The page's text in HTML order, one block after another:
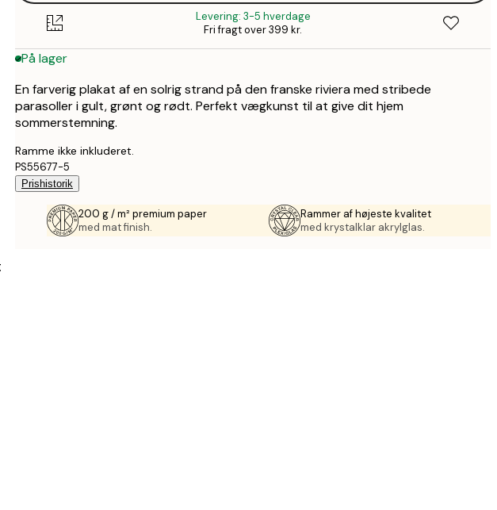
Levering: 3-5 hverdage
Fri fragt over 399 kr.
På lager
En farverig plakat af en solrig strand på den franske riviera med stribede
parasoller i gult, grønt og rødt. Perfekt vægkunst til at give dit hjem
sommerstemning.
Ramme ikke inkluderet.
PS55677-5
Prishistorik
200 g / m² premium paper
med mat finish.
Rammer af højeste kvalitet
med krystalklar akrylglas.